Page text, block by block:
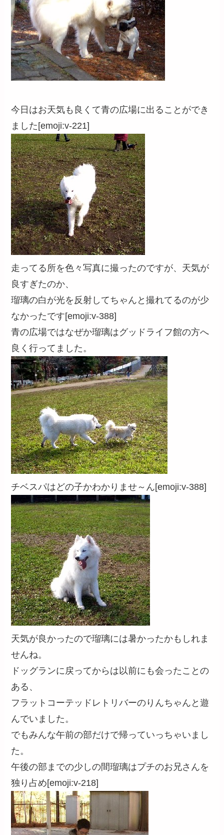
今日はお天気も良くて青の広場に出ることができ
ました[emoji:v-221]
走ってる所を色々写真に撮ったのですが、天気が
良すぎたのか、
瑠璃の白が光を反射してちゃんと撮れてるのが少
なかったです[emoji:v-388]
青の広場ではなぜか瑠璃はグッドライフ館の方へ
良く行ってました。
チベスパはどの子かわかりませ～ん[emoji:v-388]
天気が良かったので瑠璃には暑かったかもしれま
せんね。
ドッグランに戻ってからは以前にも会ったことの
ある、
フラットコーテッドレトリバーのりんちゃんと遊
んでいました。
でもみんな午前の部だけで帰っていっちゃいまし
た。
午後の部までの少しの間瑠璃はプチのお兄さんを
独り占め[emoji:v-218]